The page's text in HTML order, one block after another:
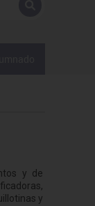
y de
y